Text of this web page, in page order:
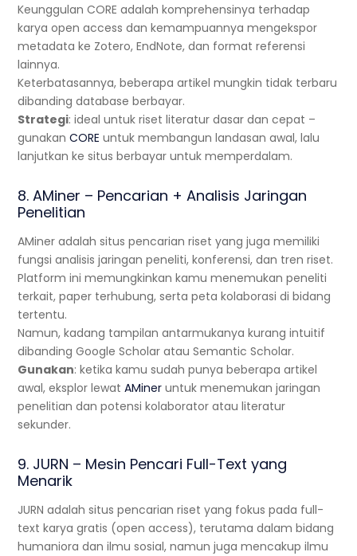
Keunggulan CORE adalah komprehensinya terhadap
karya open access dan kemampuannya mengekspor
metadata ke Zotero, EndNote, dan format referensi
lainnya.
Keterbatasannya, beberapa artikel mungkin tidak terbaru
dibanding database berbayar.
Strategi: ideal untuk riset literatur dasar dan cepat –
gunakan CORE untuk membangun landasan awal, lalu
lanjutkan ke situs berbayar untuk memperdalam.
8. AMiner – Pencarian + Analisis Jaringan
Penelitian
AMiner adalah situs pencarian riset yang juga memiliki
fungsi analisis jaringan peneliti, konferensi, dan tren riset.
Platform ini memungkinkan kamu menemukan peneliti
terkait, paper terhubung, serta peta kolaborasi di bidang
tertentu.
Namun, kadang tampilan antarmukanya kurang intuitif
dibanding Google Scholar atau Semantic Scholar.
Gunakan: ketika kamu sudah punya beberapa artikel
awal, eksplor lewat AMineruntuk menemukan jaringan
penelitian dan potensi kolaborator atau literatur
sekunder.
9. JURN – Mesin Pencari Full-Text yang
Menarik
JURN adalah situs pencarian riset yang fokus pada full-
text karya gratis (open access), terutama dalam bidang
humaniora dan ilmu sosial, namun juga mencakup ilmu